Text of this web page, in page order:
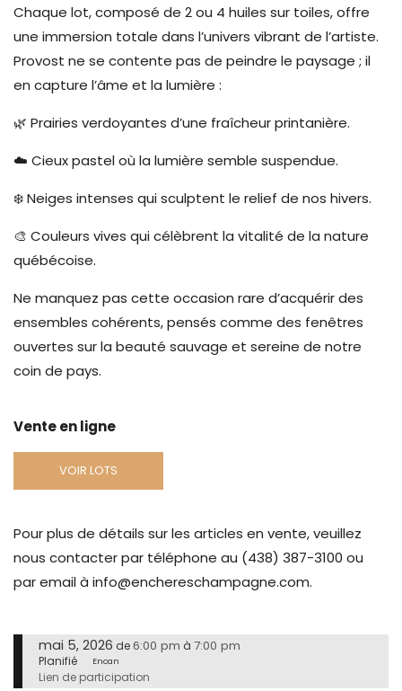
Chaque lot, composé de 2 ou 4 huiles sur toiles, offre
une immersion totale dans l’univers vibrant de l’artiste.
Provost ne se contente pas de peindre le paysage ; il
en capture l’âme et la lumière :
🌿 Prairies verdoyantes d’une fraîcheur printanière.
☁️ Cieux pastel où la lumière semble suspendue.
❄️ Neiges intenses qui sculptent le relief de nos hivers.
🎨 Couleurs vives qui célèbrent la vitalité de la nature
québécoise.
Ne manquez pas cette occasion rare d’acquérir des
ensembles cohérents, pensés comme des fenêtres
ouvertes sur la beauté sauvage et sereine de notre
coin de pays.
Vente en ligne
VOIR LOTS
Pour plus de détails sur les articles en vente, veuillez
nous contacter par téléphone au (438) 387-3100 ou
par email à info@enchereschampagne.com.
mai 5, 2026 de6:00 pm à 7:00 pm
Planifié Encan
Lien de participation